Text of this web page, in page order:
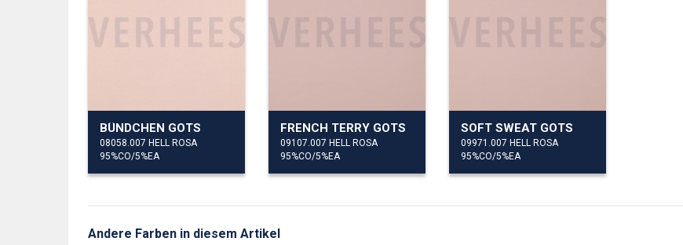
BÜNDCHEN GOTS
08058.007 HELL ROSA
95%CO/5%EA
FRENCH TERRY GOTS
09107.007 HELL ROSA
95%CO/5%EA
SOFT SWEAT GOTS
09971.007 HELL ROSA
95%CO/5%EA
Andere Farben in diesem Artikel